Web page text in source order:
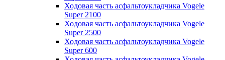
Ходовая часть асфальтоукладчика Vogele
Super 2100
Ходовая часть асфальтоукладчика Vogele
Super 2500
Ходовая часть асфальтоукладчика Vogele
Super 600